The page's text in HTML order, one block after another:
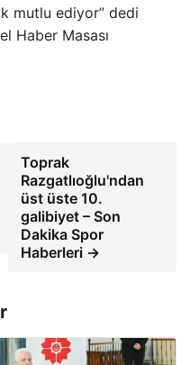
mutlu ediyor” dedi
Haber Masası
Toprak
Razgatlıoğlu'ndan
üst üste 10.
galibiyet – Son
Dakika Spor
Haberleri →